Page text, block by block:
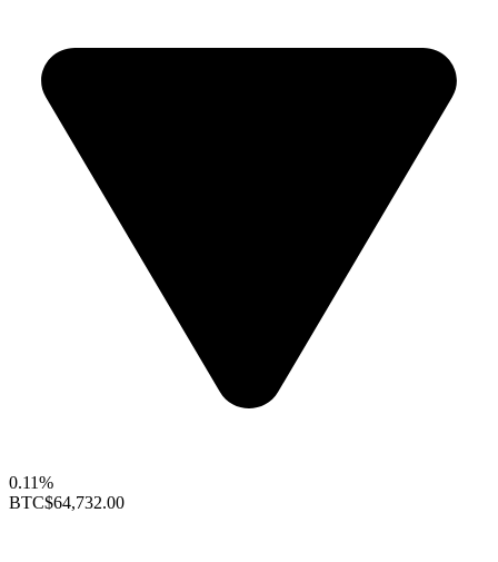
0.11%
BTC$64,732.00